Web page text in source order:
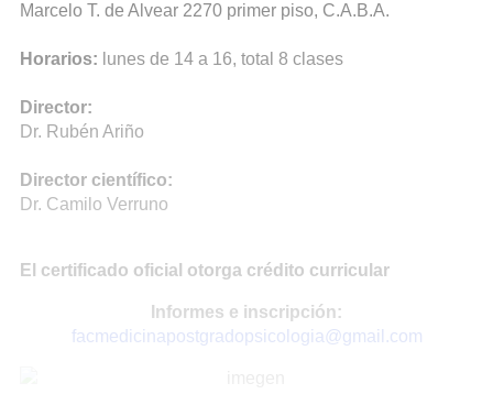
Marcelo T. de Alvear 2270 primer piso, C.A.B.A.
Horarios: lunes de 14 a 16, total 8 clases
Director:
Dr. Rubén Ariño
Director científico:
Dr. Camilo Verruno
El certificado oficial otorga crédito curricular
Informes e inscripción:
facmedicinapostgradopsicologia@gmail.com